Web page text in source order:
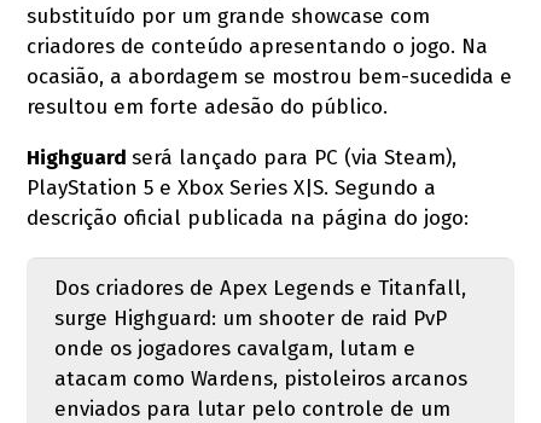
substituído por um grande showcase com
criadores de conteúdo apresentando o jogo. Na
ocasião, a abordagem se mostrou bem-sucedida e
resultou em forte adesão do público.
Highguardserá lançado para PC (via Steam),
PlayStation 5 e Xbox Series X|S. Segundo a
descrição oficial publicada na página do jogo:
Dos criadores de Apex Legends e Titanfall,
surge Highguard: um shooter de raid PvP
onde os jogadores cavalgam, lutam e
atacam como Wardens, pistoleiros arcanos
enviados para lutar pelo controle de um